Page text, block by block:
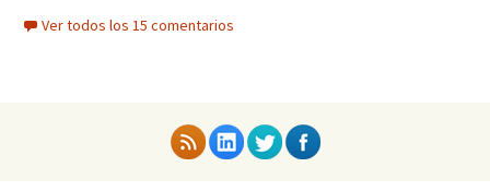
Ver todos los 15 comentarios